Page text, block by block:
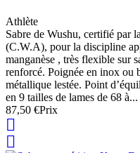
Athlète
Sabre de Wushu, certifié par
(C.W.A), pour la discipline
manganèse , très flexible sur
renforcé. Poignée en inox ou
métallique lestée. Point
en 9 tailles de lames de 68 à...
87,50 €Prix

